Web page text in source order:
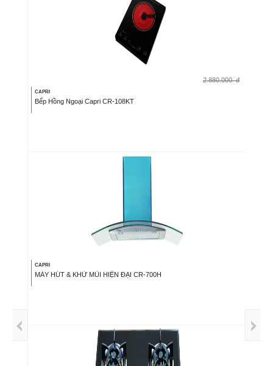
2.880.000 đ
CAPRI
Bếp Hồng Ngoại Capri CR-108KT
CAPRI
MÁY HÚT & KHỬ MÙI HIỆN ĐẠI CR-700H